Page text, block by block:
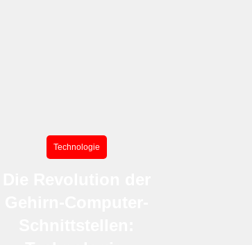
Technologie